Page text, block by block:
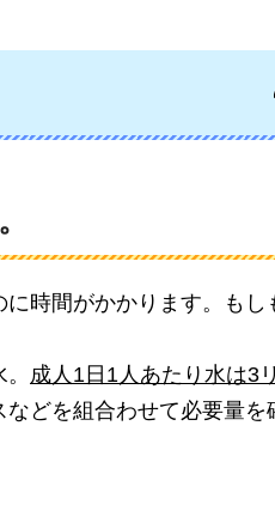
時間がかかります。もし
成人1日1人あたり水は3
どを組合わせて必要量を